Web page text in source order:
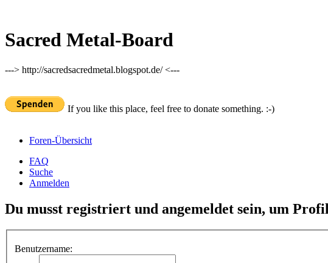
Sacred Metal-Board
---> http://sacredsacredmetal.blogspot.de/ <---
If you like this place, feel free to donate something. :-)
Foren-Übersicht
FAQ
Suche
Anmelden
Du musst registriert und angemeldet sein, um
Benutzername: